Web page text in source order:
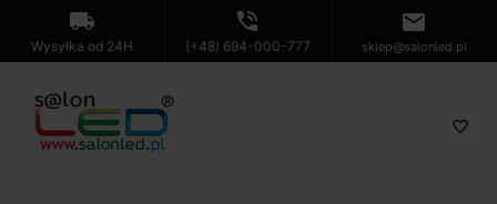
local_shipping
Wysyłka od 24H
phone_in_talk
(+48) 694-000-777
mail
sklep@salonled.pl
favorite_border